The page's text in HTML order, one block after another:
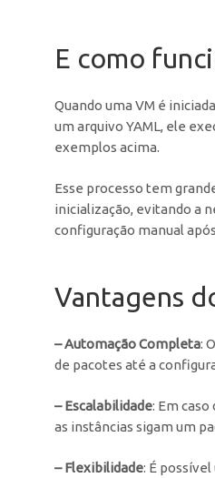
E como
Quando uma VM é
um arquivo YAML, ele
exemplos acima.
Esse processo tem
inicialização, evitando a
configuração manual
Vantagens
– Automação Completa:
de pacotes até a
– Escalabilidade: Em
as instâncias sigam um
– Flexibilidade: É